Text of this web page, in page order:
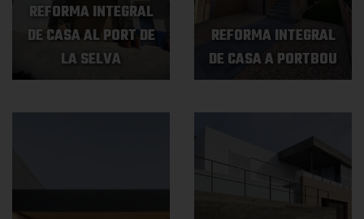
REFORMA INTEGRAL
DE CASA AL PORT DE
LA SELVA
REFORMA INTEGRAL
DE CASA A PORTBOU